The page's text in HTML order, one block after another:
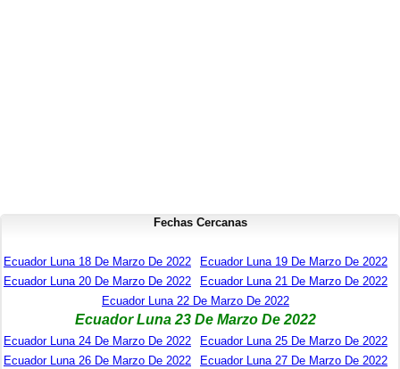
Fechas Cercanas
Ecuador Luna 18 De Marzo De 2022
Ecuador Luna 19 De Marzo De 2022
Ecuador Luna 20 De Marzo De 2022
Ecuador Luna 21 De Marzo De 2022
Ecuador Luna 22 De Marzo De 2022
Ecuador Luna 23 De Marzo De 2022
Ecuador Luna 24 De Marzo De 2022
Ecuador Luna 25 De Marzo De 2022
Ecuador Luna 26 De Marzo De 2022
Ecuador Luna 27 De Marzo De 2022